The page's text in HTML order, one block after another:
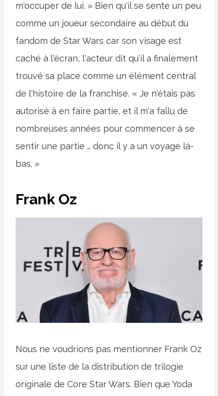
m'occuper de lui. » Bien qu'il se sente un peu
comme un joueur secondaire au début du
fandom de Star Wars car son visage est
caché à l'écran, l'acteur dit qu'il a finalement
trouvé sa place comme un élément central
de l'histoire de la franchise. « Je n'étais pas
autorisé à en faire partie, et il m'a fallu de
nombreuses années pour commencer à se
sentir une partie … donc il y a un voyage là-
bas. »
Frank Oz
Nous ne voudrions pas mentionner Frank Oz
sur une liste de la distribution de trilogie
originale de Core Star Wars. Bien que Yoda